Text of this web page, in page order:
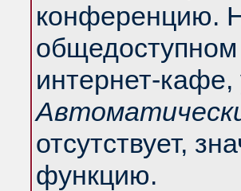
конференцию.
интернет-кафе,
отсутствует,
функцию.